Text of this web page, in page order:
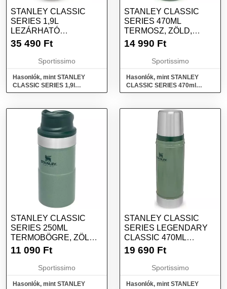
STANLEY CLASSIC
SERIES 1,9L
LEZÁRHATÓ
SÖRÖSKORSÓ, ZÖLD,
35 490 Ft
Sportissimo
Hasonlók, mint STANLEY
CLASSIC SERIES 1,9l
Lezárható söröskorsó, zöld,
STANLEY CLASSIC
SERIES 470ML
TERMOSZ, ZÖLD,
MÉRET
14 990 Ft
Sportissimo
Hasonlók, mint STANLEY
CLASSIC SERIES 470ml
Termosz, zöld, méret
STANLEY CLASSIC
SERIES 250ML
TERMOBÖGRE, ZÖLD,
MÉRET
11 090 Ft
Sportissimo
Hasonlók, mint STANLEY
STANLEY CLASSIC
SERIES LEGENDARY
CLASSIC 470ML
TERMOSZ, ZÖLD,
19 690 Ft
Sportissimo
Hasonlók, mint STANLEY